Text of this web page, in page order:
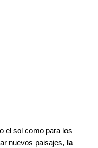
el sol como para los
nuevos paisajes, la